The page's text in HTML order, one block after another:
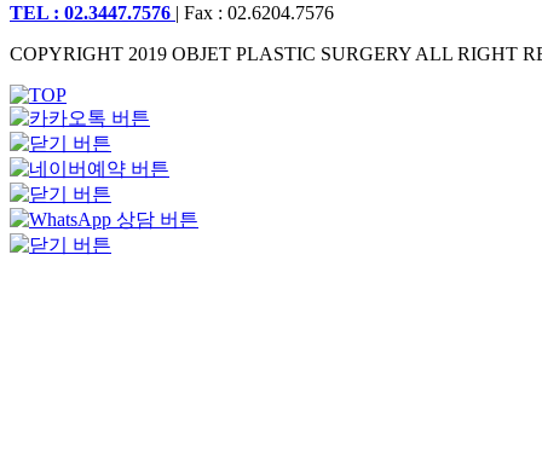
TEL : 02.3447.7576 | Fax : 02.6204.7576
COPYRIGHT 2019 OBJET PLASTIC SURGERY ALL RIGHT